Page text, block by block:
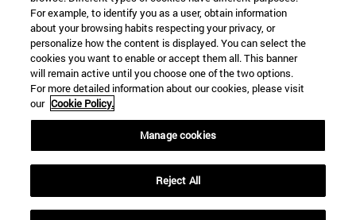
For example, to identify you as a user, obtain information
about your browsing habits respecting your privacy, or
personalize how the content is displayed. You can select the
cookies you want to enable or accept them all. This banner
will remain active until you choose one of the two options.
For more detailed information about our cookies, please visit
our Cookie Policy.
Manage cookies
Reject All